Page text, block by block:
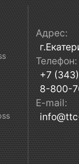
Адрес:
Телефон:
+7
8-800-
E-mail: